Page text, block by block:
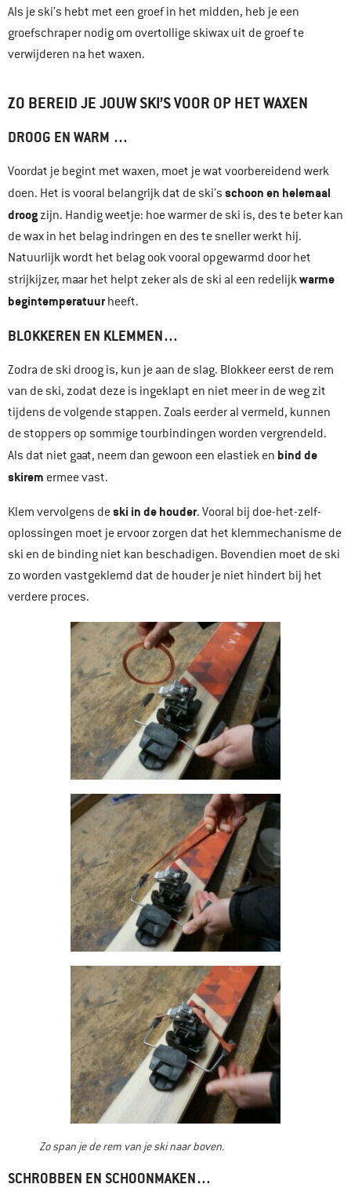
Als je ski’s hebt met een groef in het midden, heb je een
groefschraper nodig om overtollige skiwax uit de groef te
verwijderen na het waxen.
ZO BEREID JE JOUW SKI’S VOOR OP HET WAXEN
DROOG EN WARM …
Voordat je begint met waxen, moet je wat voorbereidend werk
doen. Het is vooral belangrijk dat de ski’s schoon en helemaal
droogzijn. Handig weetje: hoe warmer de ski is, des te beter kan
de wax in het belag indringen en des te sneller werkt hij.
Natuurlijk wordt het belag ook vooral opgewarmd door het
strijkijzer, maar het helpt zeker als de ski al een redelijkwarme
begintemperatuurheeft.
BLOKKEREN EN KLEMMEN…
Zodra de ski droog is, kun je aan de slag. Blokkeer eerst de rem
van de ski, zodat deze is ingeklapt en niet meer in de weg zit
tijdens de volgende stappen. Zoals eerder al vermeld, kunnen
de stoppers op sommige tourbindingen worden vergrendeld.
Als dat niet gaat, neem dan gewoon een elastiek en bind de
skirem ermee vast.
Klem vervolgens deski in de houder. Vooral bij doe-het-zelf-
oplossingen moet je ervoor zorgen dat het klemmechanisme de
ski en de binding niet kan beschadigen. Bovendien moet de ski
zo worden vastgeklemd dat de houder je niet hindert bij het
verdere proces.
Zo span je de rem van je ski naar boven.
SCHROBBEN EN SCHOONMAKEN…